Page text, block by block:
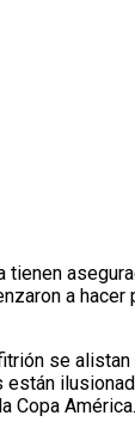
a
se
Copa América.